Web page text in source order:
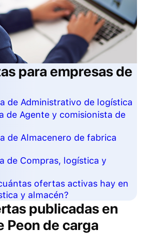
para empresas de
de Administrativo de logística
de Agente y comisionista de
de Almacenero de fabrica
de Compras, logística y
ofertas activas hay en
y almacén?
publicadas en
Peon de carga